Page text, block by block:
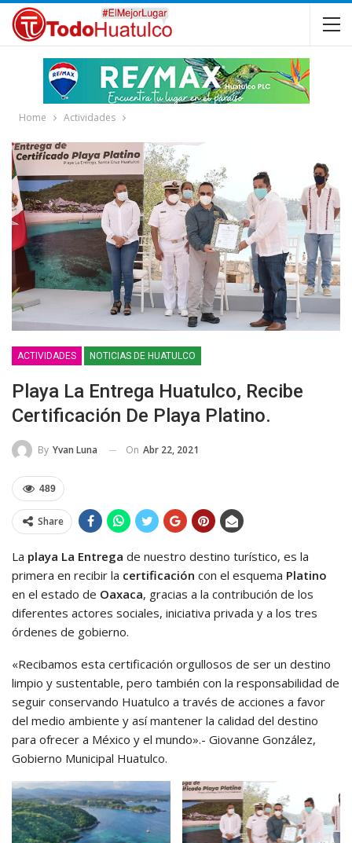
Home Actividades
ACTIVIDADES NOTICIAS DE HUATULCO
Playa La Entrega Huatulco, Recibe
Certificación De Playa Platino.
By Yvan Luna On Abr 22, 2021
489
Share
La playa La Entrega de nuestro destino turístico, es la
primera en recibir la certificación con el esquema Platino
en el estado de Oaxaca, gracias a la contribución de los
diferentes actores sociales, iniciativa privada y a los tres
órdenes de gobierno.
«Recibamos esta certificación orgullosos de ser un destino
limpio y sustentable, pero también con la responsabilidad de
seguir conservando Huatulco a través de acciones a favor
del medio ambiente y así mantener la calidad del destino
para ofrecer a México y el mundo».- Giovanne González,
Gobierno Municipal Huatulco.